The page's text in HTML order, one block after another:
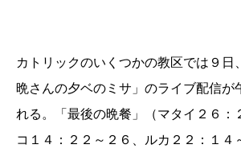
カトリックのいくつかの教区では９日
晩さんの夕ベのミサ」のライブ配信が
れる。「最後の晩餐」（マタイ２６：
コ１４：２２～２６、ルカ２２：１４